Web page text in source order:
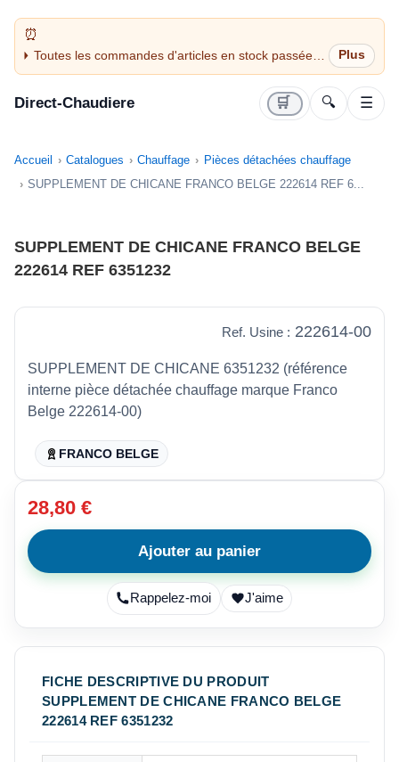
Toutes les commandes d'articles en stock passées
avant 14H sont expédiées le jour même (jours
Direct-Chaudiere 🛒 🔍 ☰
Accueil Catalogues Chauffage
Pièces détachées chauffage
SUPPLEMENT DE CHICANE FRANCO BELGE 222614 REF 6...
SUPPLEMENT DE CHICANE FRANCO BELGE
222614 REF 6351232
Ref. Usine : 222614-00
SUPPLEMENT DE CHICANE 6351232 (référence
interne pièce détachée chauffage marque Franco
Belge 222614-00)
FRANCO BELGE
28,80 €
Ajouter au panier
Rappelez-moi J'aime
FICHE DESCRIPTIVE DU PRODUIT
SUPPLEMENT DE CHICANE FRANCO BELGE
222614 REF 6351232